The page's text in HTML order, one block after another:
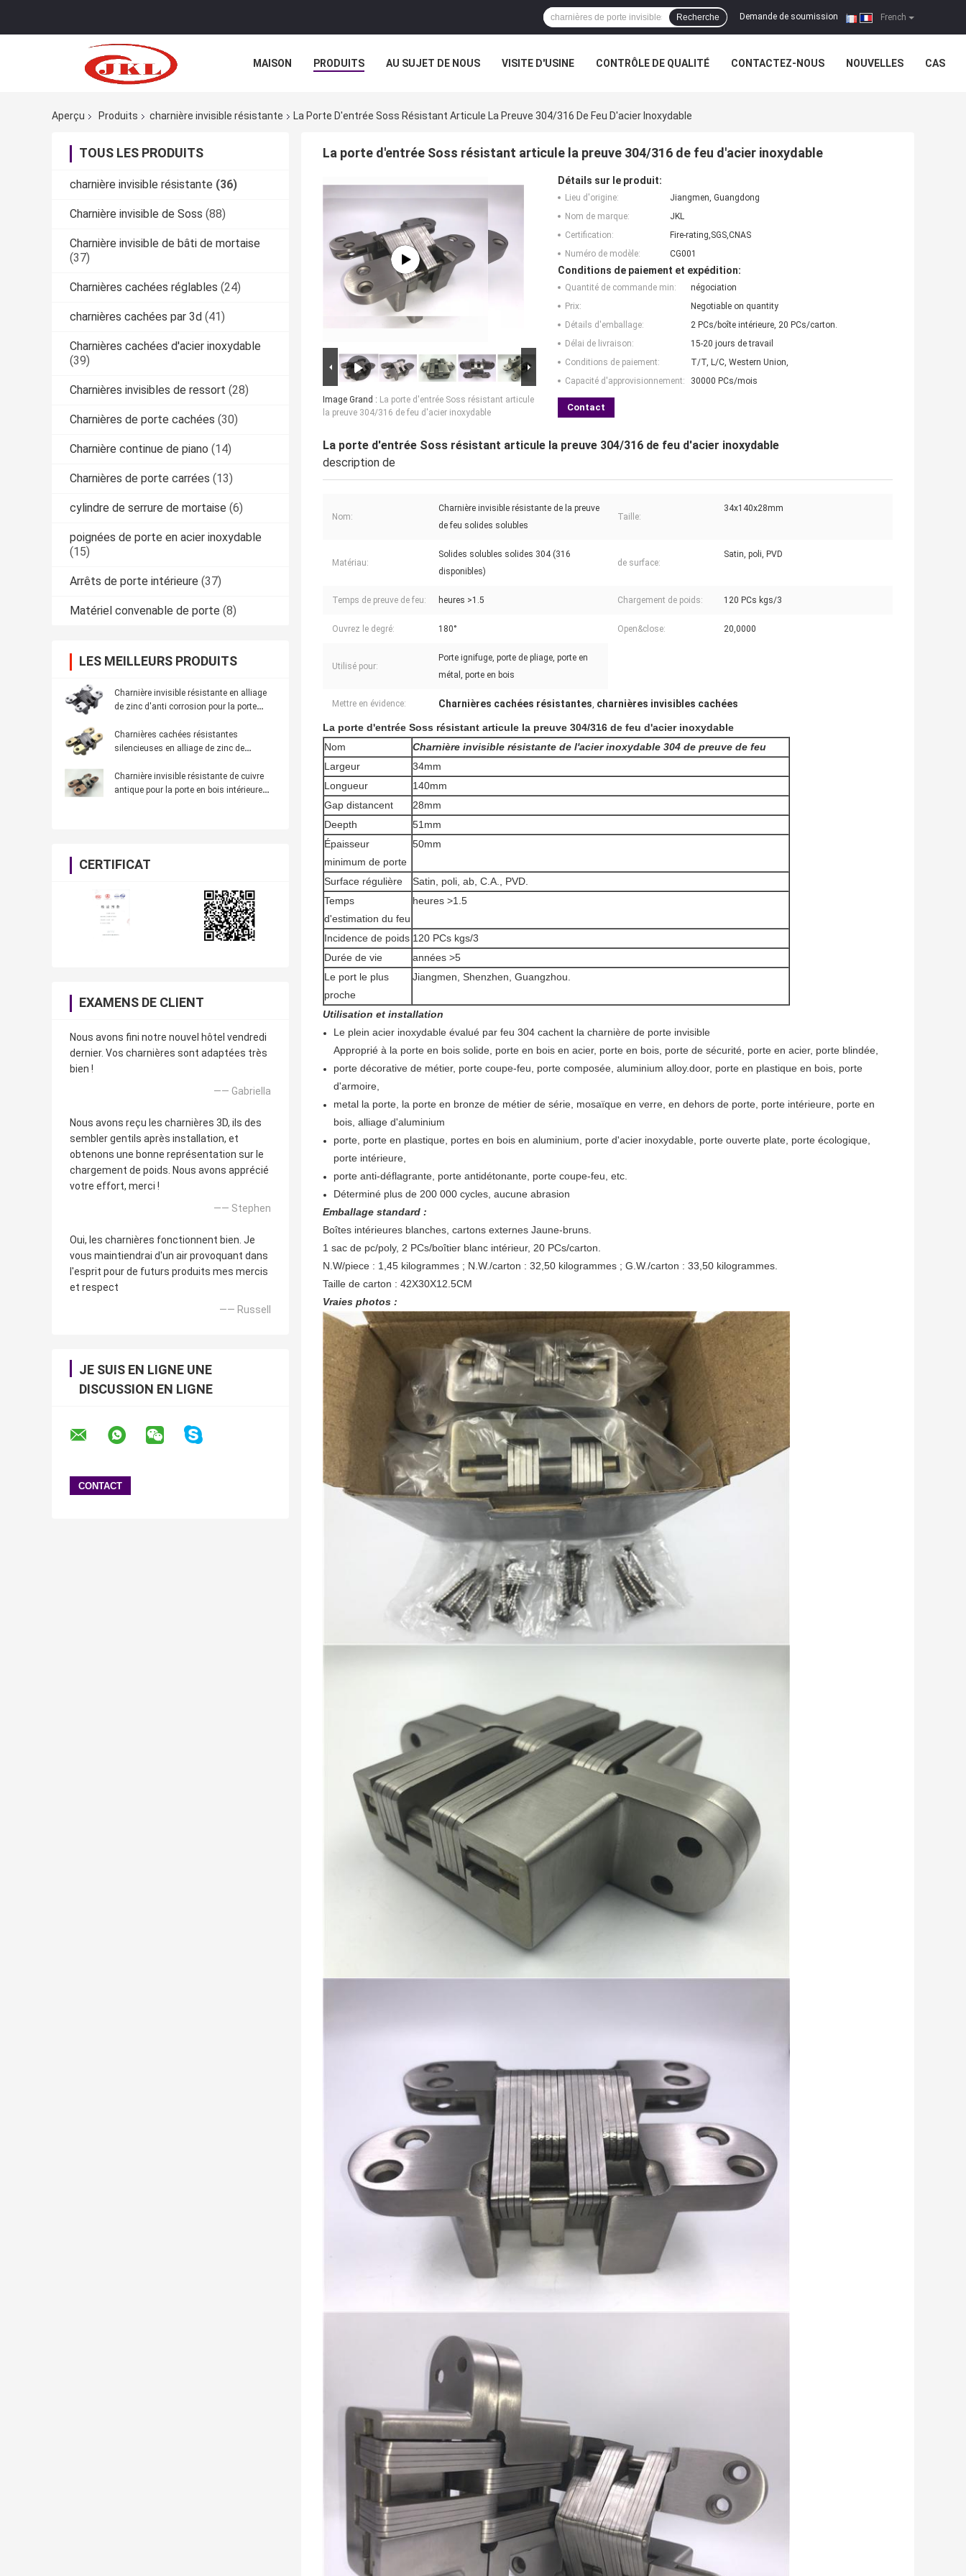
French
Demande de soumission |
Recherche
MAISON PRODUITS AU SUJET DE NOUS VISITE D'USINE CONTRÔLE DE QUALITÉ CONTACTEZ-NOUS NOUVELLES CAS
Aperçu Produits charnière invisible résistante La Porte D'entrée Soss Résistant Articule La Preuve 304/316 De Feu D'acier Inoxydable
TOUS LES PRODUITS
charnière invisible résistante (36)
Charnière invisible de Soss (88)
Charnière invisible de bâti de mortaise
(37)
Charnières cachées réglables (24)
charnières cachées par 3d (41)
Charnières cachées d'acier inoxydable
(39)
Charnières invisibles de ressort (28)
Charnières de porte cachées (30)
Charnière continue de piano (14)
Charnières de porte carrées (13)
cylindre de serrure de mortaise (6)
poignées de porte en acier inoxydable
(15)
Arrêts de porte intérieure (37)
Matériel convenable de porte (8)
LES MEILLEURS PRODUITS
Charnière invisible résistante en alliage
de zinc d'anti corrosion pour la porte
Charnières cachées résistantes
silencieuses en alliage de zinc de
légère
Charnière invisible résistante de cuivre
antique pour la porte en bois intérieure
CERTIFICAT
EXAMENS DE CLIENT
Nous avons fini notre nouvel hôtel vendredi
dernier. Vos charnières sont adaptées très
bien !
—— Gabriella
Nous avons reçu les charnières 3D, ils des
sembler gentils après installation, et
obtenons une bonne représentation sur le
chargement de poids. Nous avons apprécié
votre effort, merci !
—— Stephen
Oui, les charnières fonctionnent bien. Je
vous maintiendrai d'un air provoquant dans
l'esprit pour de futurs produits mes mercis
et respect
—— Russell
JE SUIS EN LIGNE UNE
DISCUSSION EN LIGNE
La porte d'entrée Soss résistant articule la preuve 304/316 de feu d'acier inoxydable
Image Grand : La porte d'entrée Soss résistant articule
la preuve 304/316 de feu d'acier inoxydable
Détails sur le produit:
Lieu d'origine:
Jiangmen, Guangdong
Nom de marque:
JKL
Certification:
Fire-rating,SGS,CNAS
Numéro de modèle:
CG001
Conditions de paiement et expédition:
Quantité de commande min:
négociation
Prix:
Negotiable on quantity
Détails d'emballage:
2 PCs/boîte intérieure, 20 PCs/carton.
Délai de livraison:
15-20 jours de travail
Conditions de paiement:
T/T, L/C, Western Union,
Capacité d'approvisionnement:
30000 PCs/mois
Contact
La porte d'entrée Soss résistant articule la preuve 304/316 de feu d'acier inoxydable
description de
Nom:
Charnière invisible résistante de la preuve
de feu solides solubles
Taille:
34x140x28mm
Matériau:
Solides solubles solides 304 (316
disponibles)
de surface:
Satin, poli, PVD
Temps de preuve de feu: heures >1.5 Chargement de poids: 120 PCs kgs/3
Ouvrez le degré: 180° Open&close: 20,0000
Utilisé pour:
Porte ignifuge, porte de pliage, porte en
métal, porte en bois
Mettre en évidence: Charnières cachées résistantes, charnières invisibles cachées
La porte d'entrée Soss résistant articule la preuve 304/316 de feu d'acier inoxydable
Nom
Charnière invisible résistante de l'acier inoxydable 304 de preuve de feu
Largeur
34mm
Longueur
140mm
Gap distancent
28mm
Deepth
51mm
Épaisseur
minimum de porte
50mm
Surface régulière
Satin, poli, ab, C.A., PVD.
Temps
d'estimation du feu
heures >1.5
Incidence de poids 120 PCs kgs/3
Durée de vie
années >5
Le port le plus
proche
Jiangmen, Shenzhen, Guangzhou.
Utilisation et installation
Le plein acier inoxydable évalué par feu 304 cachent la charnière de porte invisible
Approprié à la porte en bois solide, porte en bois en acier, porte en bois, porte de sécurité, porte en acier, porte blindée,
porte décorative de métier, porte coupe-feu, porte composée, aluminium alloy.door, porte en plastique en bois, porte
d'armoire,
metal la porte, la porte en bronze de métier de série, mosaïque en verre, en dehors de porte, porte intérieure, porte en
bois, alliage d'aluminium
porte, porte en plastique, portes en bois en aluminium, porte d'acier inoxydable, porte ouverte plate, porte écologique,
porte intérieure,
porte anti-déflagrante, porte antidétonante, porte coupe-feu, etc.
Déterminé plus de 200 000 cycles, aucune abrasion
Emballage standard :
Boîtes intérieures blanches, cartons externes Jaune-bruns.
1 sac de pc/poly, 2 PCs/boîtier blanc intérieur, 20 PCs/carton.
N.W/piece : 1,45 kilogrammes ; N.W./carton : 32,50 kilogrammes ; G.W./carton : 33,50 kilogrammes.
Taille de carton : 42X30X12.5CM
Vraies photos :